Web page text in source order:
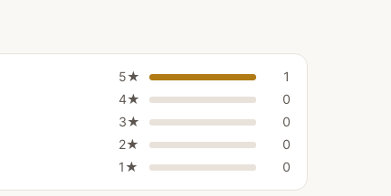
5★
1
4★
0
3★
0
2★
0
1★
0